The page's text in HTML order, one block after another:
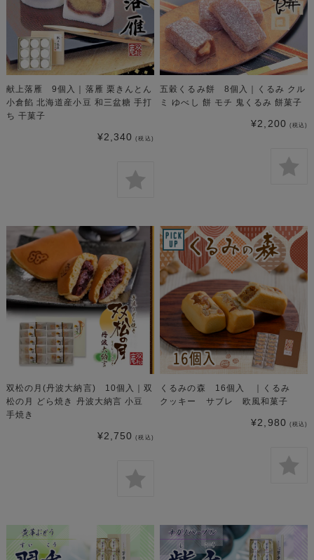
献上落雁 9個入｜落雁 栗きんとん
小倉餡 北海道産小豆 和三盆糖 手打
ち 干菓子
¥2,340 (税込)
五穀くるみ餅 8個入｜くるみ クル
ミ ゆべし 餅 モチ 鬼くるみ 餅菓子
¥2,200 (税込)
双松の月(丹波大納言) 10個入｜双
松の月 どら焼き 丹波大納言 小豆
手焼き
¥2,750 (税込)
くるみの森 16個入 ｜くるみ
クッキー サブレ 欧風和菓子
¥2,980 (税込)